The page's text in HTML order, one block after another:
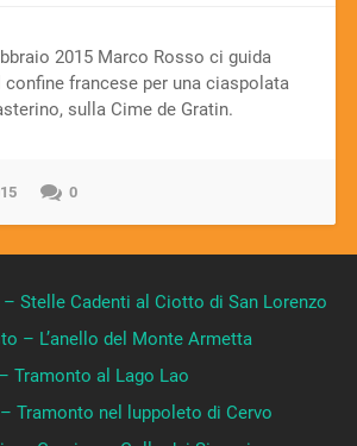
2015 Marco Rosso ci guida
francese per una ciaspolata
sulla Cime de Gratin.
0
Stelle Cadenti al Ciotto di San Lorenzo
– L’anello del Monte Armetta
Tramonto al Lago Lao
Tramonto nel luppoleto di Cervo